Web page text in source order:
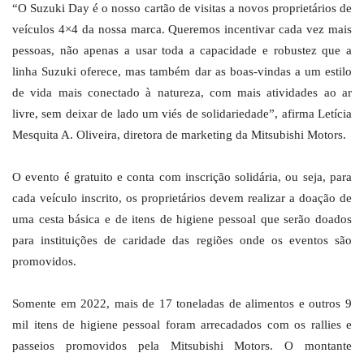
“O Suzuki Day é o nosso cartão de visitas a novos proprietários de
veículos 4×4 da nossa marca. Queremos incentivar cada vez mais
pessoas, não apenas a usar toda a capacidade e robustez que a
linha Suzuki oferece, mas também dar as boas-vindas a um estilo
de vida mais conectado à natureza, com mais atividades ao ar
livre, sem deixar de lado um viés de solidariedade”, afirma Letícia
Mesquita A. Oliveira, diretora de marketing da Mitsubishi Motors.
O evento é gratuito e conta com inscrição solidária, ou seja, para
cada veículo inscrito, os proprietários devem realizar a doação de
uma cesta básica e de itens de higiene pessoal que serão doados
para instituições de caridade das regiões onde os eventos são
promovidos.
Somente em 2022, mais de 17 toneladas de alimentos e outros 9
mil itens de higiene pessoal foram arrecadados com os rallies e
passeios promovidos pela Mitsubishi Motors. O montante